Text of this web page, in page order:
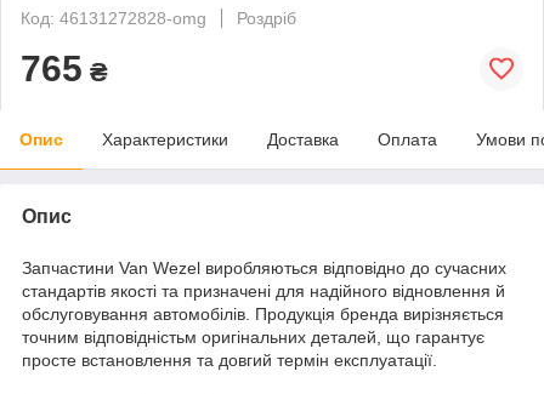
Код: 46131272828-omg
Роздріб
765 ₴
Опис Характеристики Доставка Оплата Умови
Опис
Запчастини Van Wezel виробляються відповідно до сучасних
стандартів якості та призначені для надійного відновлення й
обслуговування автомобілів. Продукція бренда вирізняється
точним відповідністьм оригінальних деталей, що гарантує
просте встановлення та довгий термін експлуатації.